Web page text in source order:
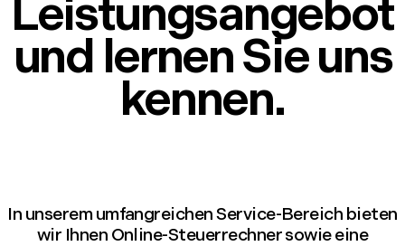
Leistungsangebot
und lernen Sie uns
kennen.
In unserem umfangreichen Service-Bereich bieten
wir Ihnen Online-Steuerrechner sowie eine